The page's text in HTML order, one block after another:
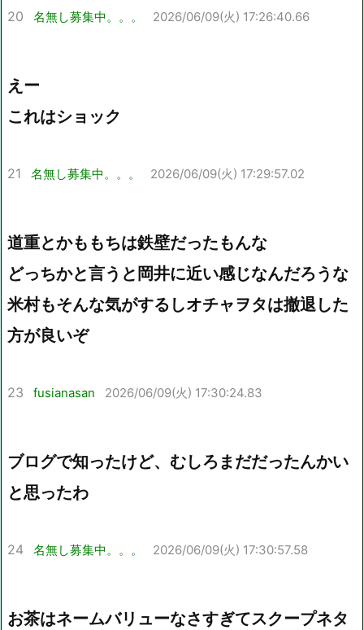
20 名無し募集中。。。 2026/06/09(火) 17:26:40.66
えー
これはショック
21 名無し募集中。。。 2026/06/09(火) 17:29:57.02
道重とかももちは鉄壁だったもんな
どっちかと言うと岡井に近い感じなんだろうな
米村もそんな気がするしオチャヲタは撤退した
方が良いぞ
23 fusianasan 2026/06/09(火) 17:30:24.83
ブログで知ったけど、むしろまだだったんかい
と思ったわ
24 名無し募集中。。。 2026/06/09(火) 17:30:57.58
お茶はネームバリューなさすぎてスクープネタ